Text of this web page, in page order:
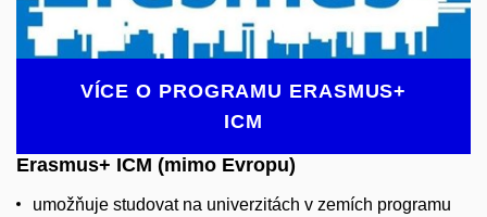
VÍCE O PROGRAMU ERASMUS+
ICM
Erasmus+ ICM (mimo Evropu)
umožňuje studovat na univerzitách v zemích programu